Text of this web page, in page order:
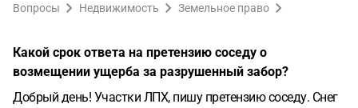
Вопросы Недвижимость Земельное право
Какой срок ответа на претензию соседу о
возмещении ущерба за разрушенный забор?
Добрый день! Участки ЛПХ, пишу претензию соседу. Снег